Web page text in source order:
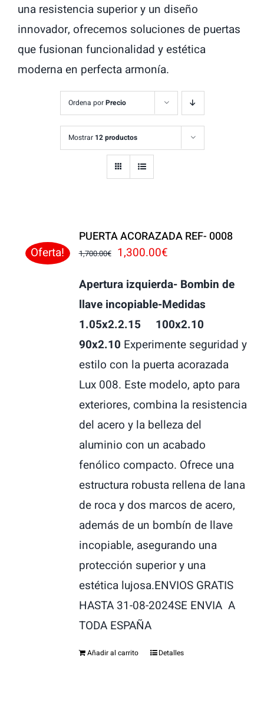
una resistencia superior y un diseño
innovador, ofrecemos soluciones de puertas
que fusionan funcionalidad y estética
moderna en perfecta armonía.
Ordena porPrecio
Mostrar 12 productos
Oferta!
PUERTA ACORAZADA REF- 0008
1,700.00€
El
original
era:
1,700.00€.
1,300.00€El
actual
es:
1,300.00€.
Apertura izquierda- Bombin de
llave incopiable-Medidas
1.05x2.2.15 100x2.10
90x2.10 Experimente seguridad y
estilo con la puerta acorazada
Lux 008. Este modelo, apto para
exteriores, combina la resistencia
del acero y la belleza del
aluminio con un acabado
fenólico compacto. Ofrece una
estructura robusta rellena de lana
de roca y dos marcos de acero,
además de un bombín de llave
incopiable, asegurando una
protección superior y una
estética lujosa.ENVIOS GRATIS
HASTA 31-08-2024SE ENVIA A
TODA ESPAÑA
Añadir al carrito Detalles